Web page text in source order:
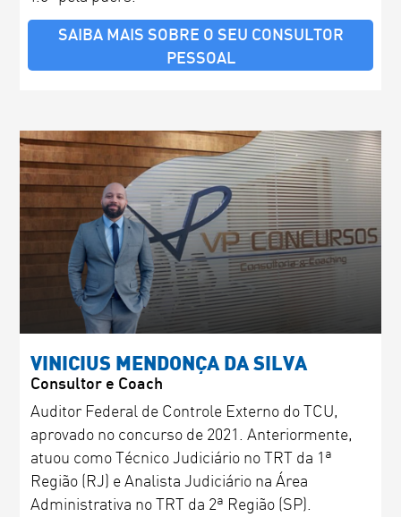
SAIBA MAIS SOBRE O SEU CONSULTOR
PESSOAL
VINICIUS MENDONÇA DA SILVA
Consultor e Coach
Auditor Federal de Controle Externo do TCU,
aprovado no concurso de 2021. Anteriormente,
atuou como Técnico Judiciário no TRT da 1ª
Região (RJ) e Analista Judiciário na Área
Administrativa no TRT da 2ª Região (SP).